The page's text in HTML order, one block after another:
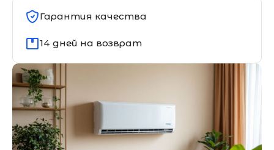
Гарантия качества
14 дней на возврат